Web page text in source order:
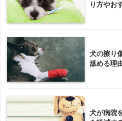
り方やお
犬の擦り
舐める理
犬が病院